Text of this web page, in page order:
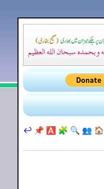
🏠
👥
🔍
🧩
🅰️
📌
↩️